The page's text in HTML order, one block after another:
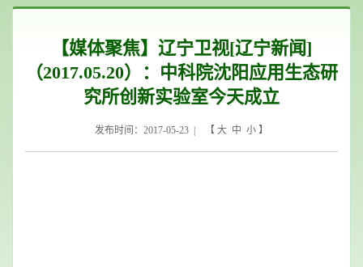
【媒体聚焦】辽宁卫视[辽宁新闻]
（2017.05.20）：中科院沈阳应用生态研
究所创新实验室今天成立
发布时间：2017-05-23 | 【 大 中 小 】